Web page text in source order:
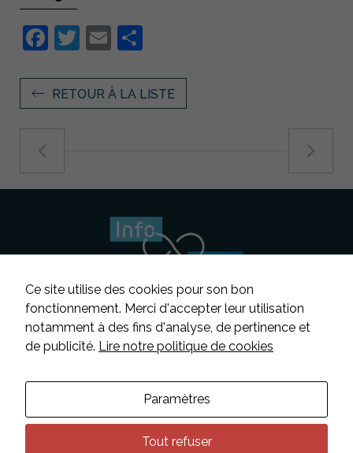
Facebook
Twitter
Email
RETOUR À LA LISTE
Suivez-nous
Contacter INFOSENS
Mentions légales
Ce site utilise des cookies pour son bon
fonctionnement. Merci d'accepter leur utilisation
notamment à des fins d'analyse, de pertinence et
de publicité. Lire notre politique de cookies
Paramètres
Tout refuser